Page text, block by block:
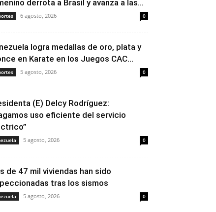
derrota a Brasil y avanza a las...
6 agosto, 2026 0
logra medallas de oro, plata y
en Karate en los Juegos CAC...
5 agosto, 2026 0
(E) Delcy Rodríguez:
uso eficiente del servicio
5 agosto, 2026 0
de 47 mil viviendas han sido
tras los sismos
5 agosto, 2026 0